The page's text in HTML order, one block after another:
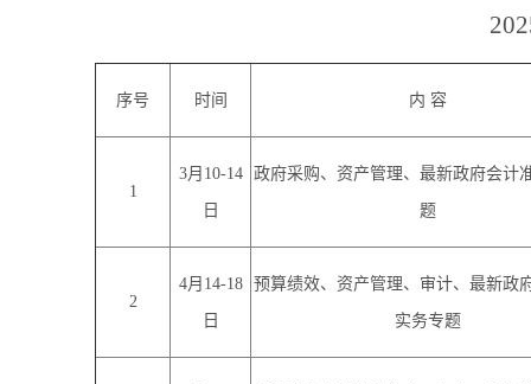
20
序号 时间 内 容
1
3月10-14
日
政府采购、资产管理、最新政府会计
题
2
4月14-18
日
预算绩效、资产管理、审计、最新政
实务专题